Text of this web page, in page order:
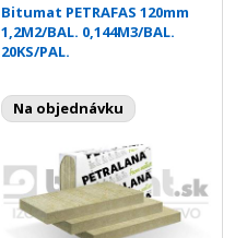
Bitumat PETRAFAS 120mm
1,2M2/BAL. 0,144M3/BAL.
20KS/PAL.
Na objednávku